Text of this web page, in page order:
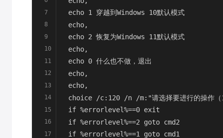
7
8
9
10
11
12
13
14
15
16
17
echo 1 穿越到Windows 10默认模式
echo,
echo 2 恢复为Windows 11默认模式
echo,
echo 0 什么也不做，退出
echo,
echo,
choice /c:120 /n /m:"请选择要进行的操作
if %errorlevel%==0 exit
if %errorlevel%==2 goto cmd2
if %errorlevel%==1 goto cmd1